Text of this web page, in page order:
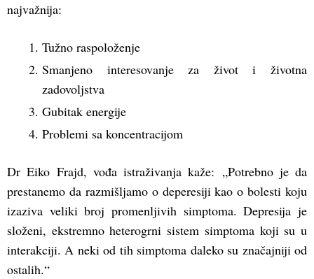
najvažnija:
Tužno raspoloženje
Smanjeno interesovanje za život i životna
zadovoljstva
Gubitak energije
Problemi sa koncentracijom
Dr Eiko Frajd, vođa istraživanja kaže: „Potrebno je da
prestanemo da razmišljamo o deperesiji kao o bolesti koju
izaziva veliki broj promenljivih simptoma. Depresija je
složeni, ekstremno heterogrni sistem simptoma koji su u
interakciji. A neki od tih simptoma daleko su značajniji od
ostalih.“